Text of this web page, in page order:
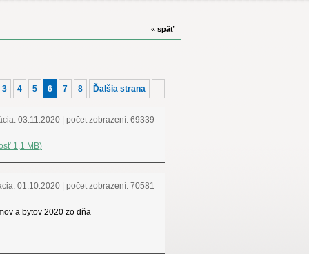
« späť
3 4 5 6 7 8 Ďalšia strana
1,1 MB)
03.11.2020 | počet zobrazení: 69339
a bytov 2020 zo dňa
01.10.2020 | počet zobrazení: 70581